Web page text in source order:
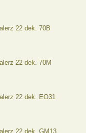
22 dek. 70B
22 dek. 70M
22 dek. EO31
22 dek. GM13